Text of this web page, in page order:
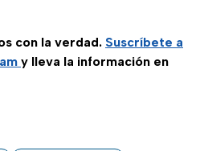
con la verdad. Suscríbete a
y lleva la información en